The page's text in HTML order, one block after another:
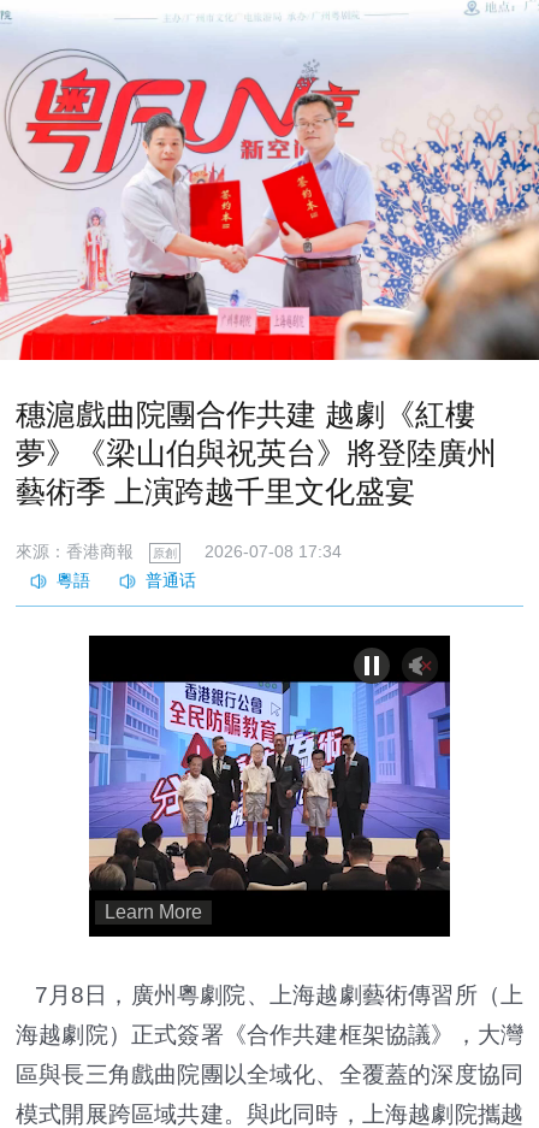
穗滬戲曲院團合作共建 越劇《紅樓
夢》《梁山伯與祝英台》將登陸廣州
藝術季 上演跨越千里文化盛宴
來源：香港商報 原創 2026-07-08 17:34
7月8日，廣州粵劇院、上海越劇藝術傳習所（上
海越劇院）正式簽署《合作共建框架協議》，大灣
區與長三角戲曲院團以全域化、全覆蓋的深度協同
模式開展跨區域共建。與此同時，上海越劇院攜越